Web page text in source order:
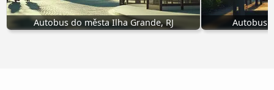
Autobus do města Ilha Grande, RJ Autobus